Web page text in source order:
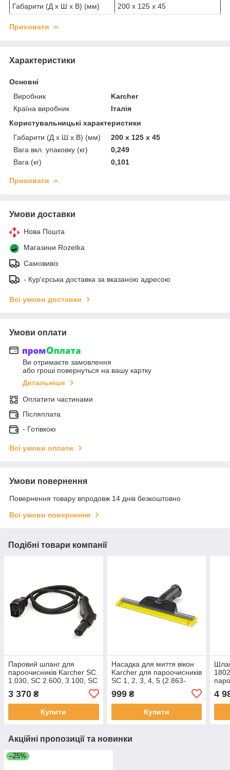
Габарити (Д x Ш x В) (мм) 200 x 125 x 45
Приховати
Характеристики
Основні
Виробник
Karcher
Країна виробник
Італія
Користувальницькі характеристики
Габарити (Д x Ш x В) (мм)
200 x 125 x 45
Вага вкл. упаковку (кг)
0,249
Вага (кг)
0,101
Приховати
Умови доставки
Нова Пошта
Магазини Rozetka
Самовивіз
- Кур'єрська доставка за вказаною адресою
Всі умови доставки
Умови оплати
Ви отримаєте замовлення
або гроші повернуться на вашу картку
Детальніше
Оплатити частинами
Післяплата
- Готівкою
Всі умови оплати
Умови повернення
Повернення товару впродовж 14 днів безкоштовно
Всі умови повернення
Подібні товари компанії
Паровий шланг для
пароочисників Karcher SC
1.030, SC 2.600, 3.100, SC
4.100, SC 4 EasyFix Iron
3 370 ₴
Купити
Насадка для миття вікон
Karcher для пароочисників
SC 1, 2, 3, 4, 5 (2.863-
999₴
Купити
4
Акційні пропозиції та новинки
–25%